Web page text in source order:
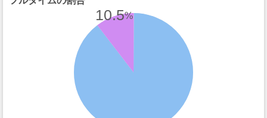
10.5%